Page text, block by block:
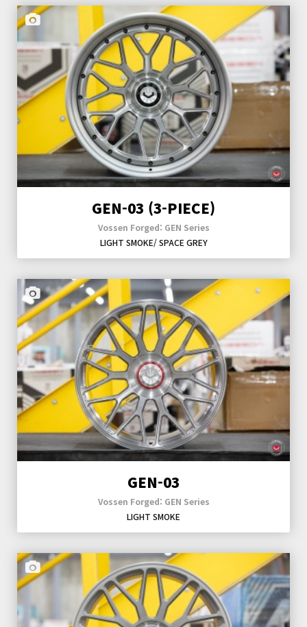
GEN-03 (3-PIECE)
Vossen Forged: GEN Series
LIGHT SMOKE/ SPACE GREY
GEN-03
Vossen Forged: GEN Series
LIGHT SMOKE